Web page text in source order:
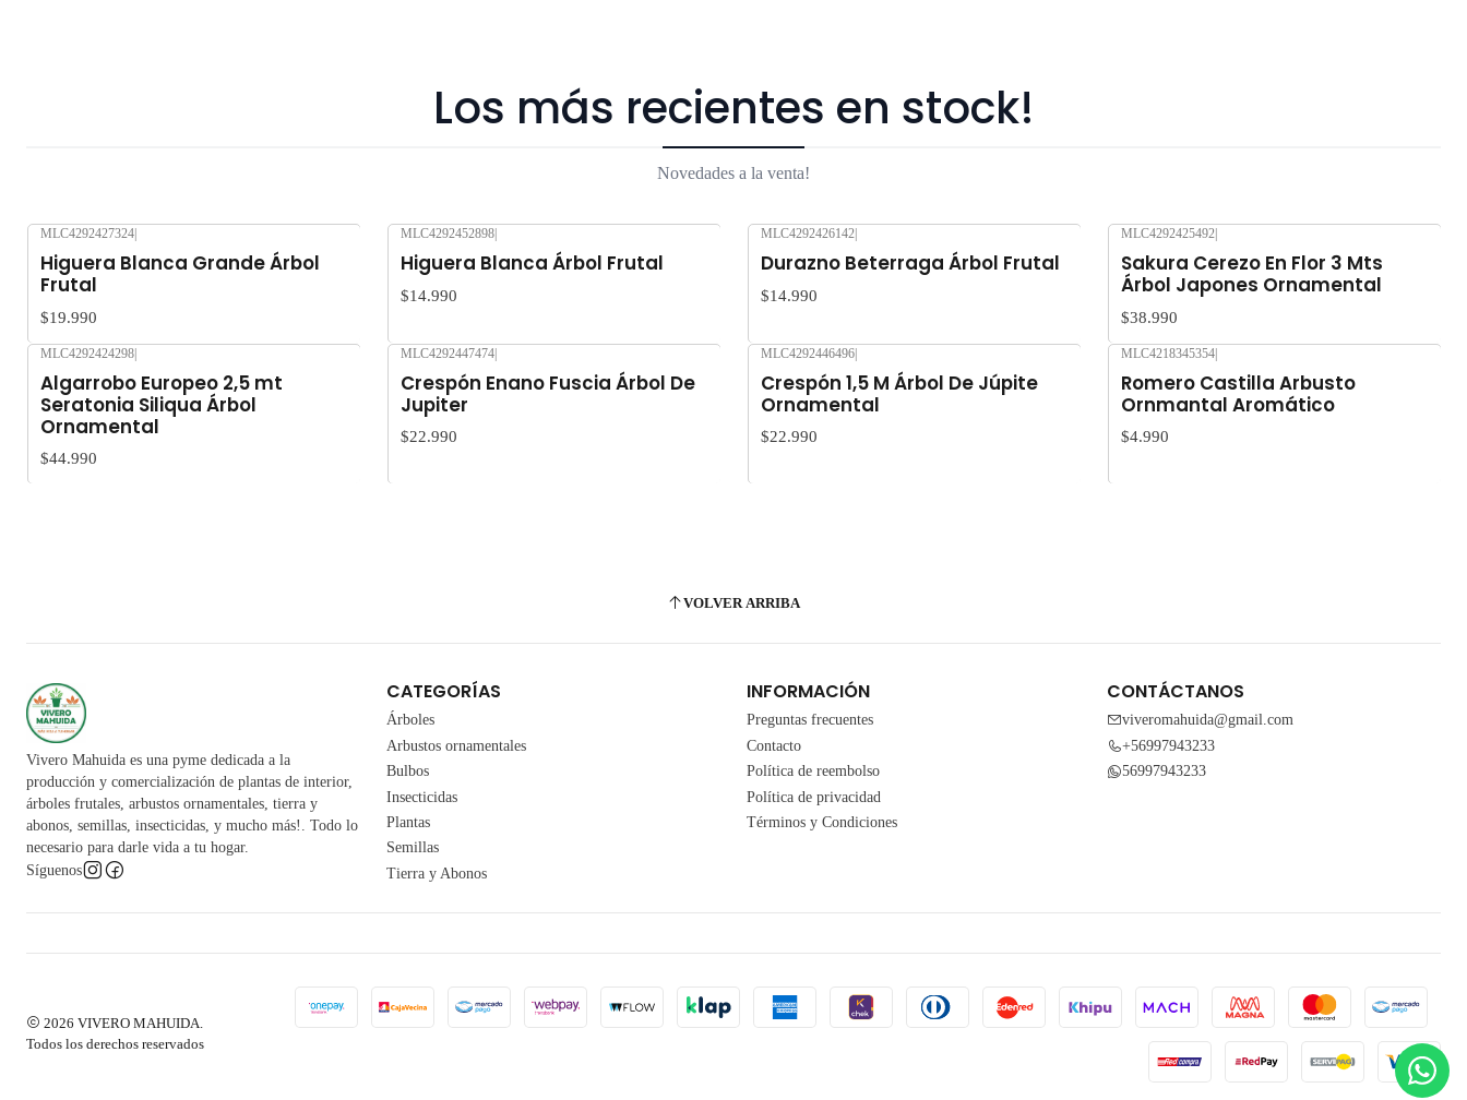
Los más recientes en stock!
Novedades a la venta!
MLC4292427324
Higuera Blanca Grande Árbol
Frutal
$19.990
MLC4292452898
Higuera Blanca Árbol Frutal
$14.990
MLC4292426142
Durazno Beterraga Árbol Frutal
$14.990
MLC4292425492
Sakura Cerezo En Flor 3 Mts
Árbol Japones Ornamental
$38.990
MLC4292424298|
Algarrobo Europeo 2,5 mt
Seratonia Siliqua Árbol
Ornamental
$44.990
MLC4292447474|
Crespón Enano Fuscia Árbol De
Jupiter
$22.990
MLC4292446496|
Crespón 1,5 M Árbol De Júpite
Ornamental
$22.990
MLC4218345354|
Romero Castilla Arbusto
Ornmantal Aromático
$4.990
VOLVER ARRIBA
Vivero Mahuida es una pyme dedicada a la
producción y comercialización de plantas de interior,
árboles frutales, arbustos ornamentales, tierra y
abonos, semillas, insecticidas, y mucho más!. Todo lo
necesario para darle vida a tu hogar.
Síguenos
CATEGORÍAS
Árboles
Arbustos ornamentales
Bulbos
Insecticidas
Plantas
Semillas
Tierra y Abonos
INFORMACIÓN
Preguntas frecuentes
Contacto
Política de reembolso
Política de privacidad
Términos y Condiciones
CONTÁCTANOS
viveromahuida@gmail.com
+56997943233
56997943233
2026 VIVERO MAHUIDA.
Todos los derechos reservados